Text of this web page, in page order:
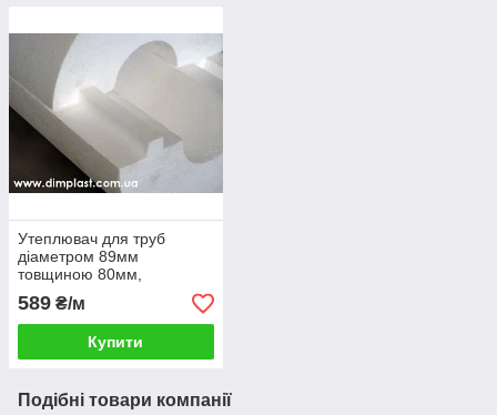
Утеплювач для труб
діаметром 89мм
товщиною 80мм,
Шкаралупа СКП898035
пінопласт ПСБ-С-35
589 ₴/м
Купити
Подібні товари компанії